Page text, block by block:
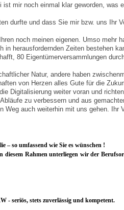
mir noch einmal klar geworden, was
durfte und dass Sie mir bzw. uns Ihr
noch meinen eigenen. Umso mehr
herausfordernden Zeiten bestehen
80 Eigentümerversammlungen
Natur, andere haben
von Herzen alles Gute für die
Digitalisierung weiter voran und
zu verbessern und aus
Weg auch weiterhin mit uns gehen. Ihr
so umfassend wie Sie es wünschen !
Rahmen unterliegen wir der
- seriös, stets zuverlässig und kompetent.